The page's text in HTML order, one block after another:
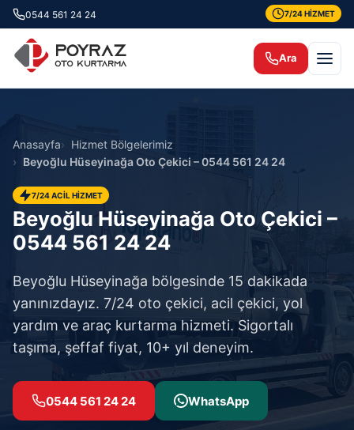
0544 561 24 24 7/24 HİZMET
Ara
Anasayfa
Hizmet Bölgelerimiz
Beyoğlu Hüseyinağa Oto Çekici – 0544 561 24 24
7/24 ACİL HİZMET
Beyoğlu Hüseyinağa Oto Çekici –
0544 561 24 24
Beyoğlu Hüseyinağa bölgesinde 15 dakikada
yanınızdayız. 7/24 oto çekici, acil çekici, yol
yardım ve araç kurtarma hizmeti. Sigortalı
taşıma, şeffaf fiyat, 10+ yıl deneyim.
0544 561 24 24 WhatsApp